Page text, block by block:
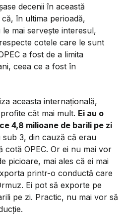
decenii în această
în ultima perioadă,
mai servește interesul,
cotele care le sunt
a fost de a limita
ceea ce a fost în
aceasta internațională,
cât mai mult. Ei au o
4,8 milioane de barili pe zi
3, din cauză că erau
cotă OPEC. Or ei nu mai vor
picioare, mai ales că ei mai
printr-o conductă care
Ei pot să exporte pe
pe zi. Practic, nu mai vor să